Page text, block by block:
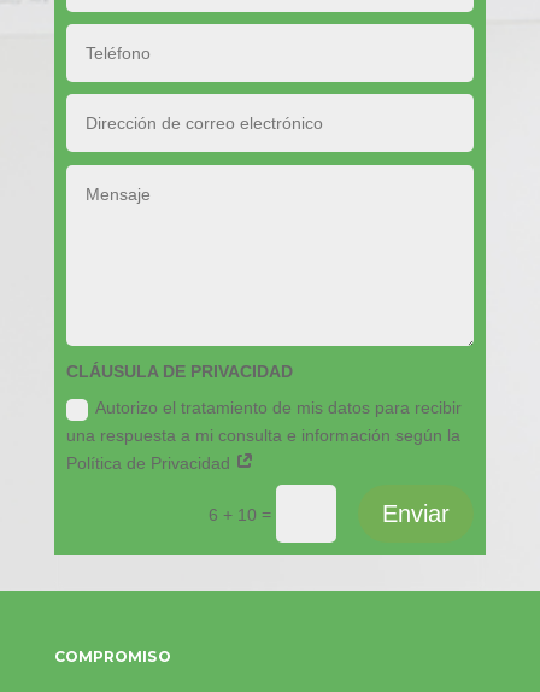
CLÁUSULA DE PRIVACIDAD
Autorizo el tratamiento de mis datos para recibir
una respuesta a mi consulta e información según la
Política de Privacidad
6 + 10 = Enviar
COMPROMISO